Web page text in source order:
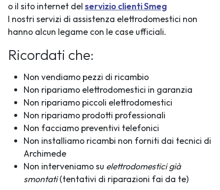
o il sito internet del servizio clienti Smeg
I nostri servizi di assistenza elettrodomestici non
hanno alcun legame con le case ufficiali.
Ricordati che:
Non vendiamo pezzi di ricambio
Non ripariamo elettrodomestici in garanzia
Non ripariamo piccoli elettrodomestici
Non ripariamo prodotti professionali
Non facciamo preventivi telefonici
Non installiamo ricambi non forniti dai tecnici di
Archimede
Non interveniamo su elettrodomestici già
smontati(tentativi di riparazioni fai da te)